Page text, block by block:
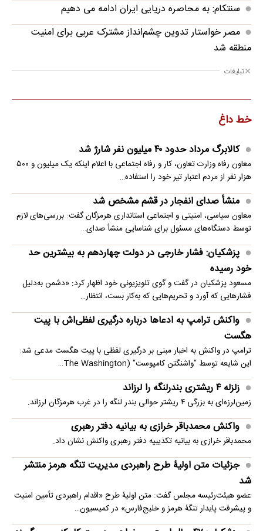
سنتکام: به محاصره دریایی ایران ادامه می دهیم
مصر خواستار تدوین چشم‌انداز مشترک عربی برای امنیت
منطقه شد
تبلیغات
خط داغ
کالابرگ مرداد حدود ۴۰‌ میلیون نفر شارژ شد
معاون رفاه وزارت تعاون، کار و رفاه اجتماعی با اعلام اینکه یک میلیون و ۵۰۰
هزار نفر از مردم اعتبار تیر خود را استفاده…
منشأ صدای انفجار در قشم مشخص شد
معاون سیاسی، امنیتی و اجتماعی استانداری هرمزگان گفت: بررسی‌های لازم
توسط دستگاه‌های مسئول برای شناسایی منشأ صدای…
پزشکیان: فشار خارجی در دولت چهاردهم به بیشترین حد
خود رسیده
مسعود پزشکیان در گفت و گوی تلویزیونی خود اظهار کرد: «دشمن به‌دلیل
فشارهایی که آورد و تحریم‌هایی که به‌کار بست، انتظار…
واکنش ترامپ به ادعاها درباره درگیری لفظی‌اش با پیت
هگست
ترامپ در واکنش به اخبار مبنی بر درگیری لفظی با پیت هگست مدعی شد:
این شایعه توسط "واشنگتن کامپوست" (The Washington…
زلزله ۴ ریشتری بندرلنگه را لرزاند
زمین‌لرزه‌ای به بزرگی ۴ ریشتر حوالی بندر لنگه را در غرب هرمزگان لرزاند.
واکنش محمدباقر خرازی به بیانیه دفتر رهبری
محمدباقر خرازی به بیانیه تکذیبیه دفتر رهبری واکنش نشان داد.
جزئیات متن اولیۀ طرح راهبردی مدیریت تنگه هرمز منتشر
شد
عضو هیئت‌رئیسه مجلس گفت: متن اولیۀ طرح «اقدام راهبردی تأمین امنیت
و پیشرفت پایدار تنگۀ هرمز و خلیج‌فارس» در کمیسیون…